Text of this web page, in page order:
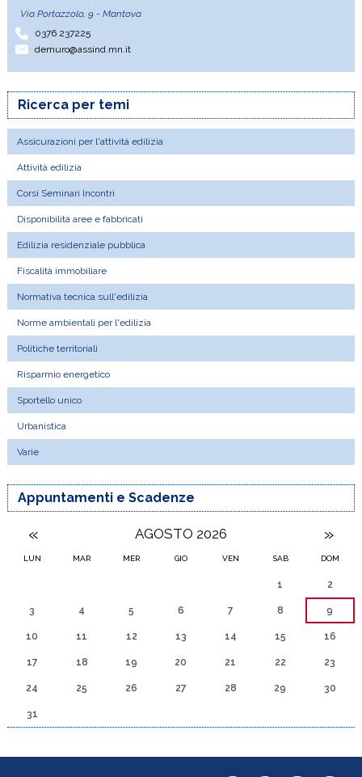
Via Portazzolo, 9 - Mantova
0376 237225
demuro@assind.mn.it
Ricerca per temi
Assicurazioni per l'attività edilizia
Attività edilizia
Corsi Seminari Incontri
Disponibilità aree e fabbricati
Edilizia residenziale pubblica
Fiscalità immobiliare
Normativa tecnica sull'edilizia
Norme ambientali per l'edilizia
Politiche territoriali
Risparmio energetico
Sportello unico
Urbanistica
Varie
Appuntamenti e Scadenze
« AGOSTO 2026 »
LUN MAR MER GIO VEN SAB DOM
1 2
3 4 5 6 7 8 9
10 11 12 13 14 15 16
17 18 19 20 21 22 23
24 25 26 27 28 29 30
31